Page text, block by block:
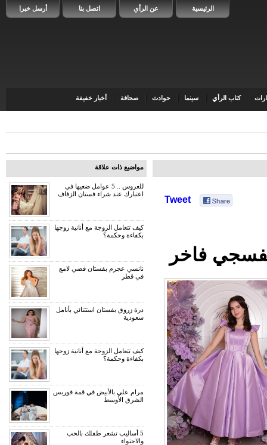
أرسل خبرا اتصل بنا عن الرأي الرئيسية
كتاب الرأي سينما حوادث صحافة أخبار خفيفة
Tweet
فاخر
مواضيع ذات علاقة
للعروس .. 5 عوامل ضعيها في
اعتبارك عند شراء فستان الزفاف
كيف تتعامل الزوجة مع أنانية زوجها
بكفاءة وحكمة؟
نانسي عجرم بفستان فضي لامع
في قطر
درة زروق بفستان استثنائي بأنامل
سعودية
كيف تتعامل الزوجة مع أنانية زوجها
بكفاءة وحكمة؟
مرام علي بالأبيض في قمة فوربس
الشرق الأوسط
5 أساليب تشعر طفلك بالحب
والاحتواء